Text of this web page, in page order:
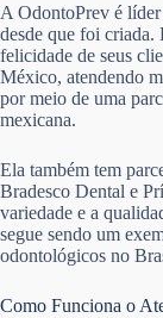
A OdontoPrev é
desde que foi criada.
felicidade de seus
México, atendendo
por meio de uma
mexicana.
Ela também tem
Bradesco Dental e
variedade e a
segue sendo um
odontológicos no
Como Funciona o